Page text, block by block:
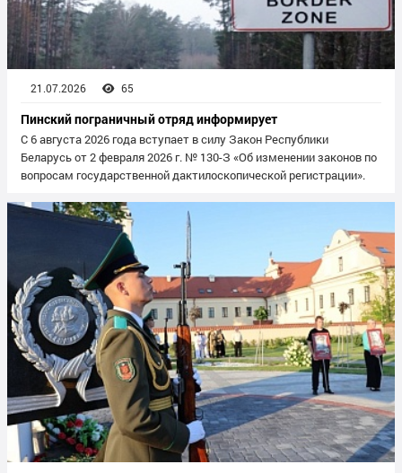
21.07.2026 65
Пинский пограничный отряд информирует
С 6 августа 2026 года вступает в силу Закон Республики
Беларусь от 2 февраля 2026 г. № 130-З «Об изменении законов по
вопросам государственной дактилоскопической регистрации».